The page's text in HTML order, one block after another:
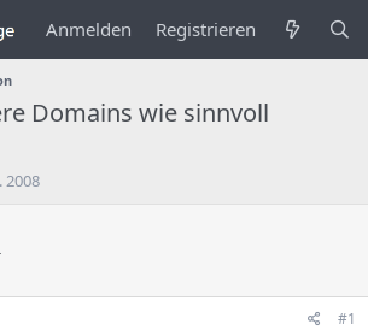
Anmelden Registrieren
Domains wie sinnvoll
2008
#1